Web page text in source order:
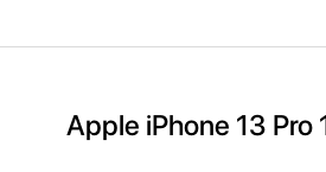
Apple iPhone 13 Pro